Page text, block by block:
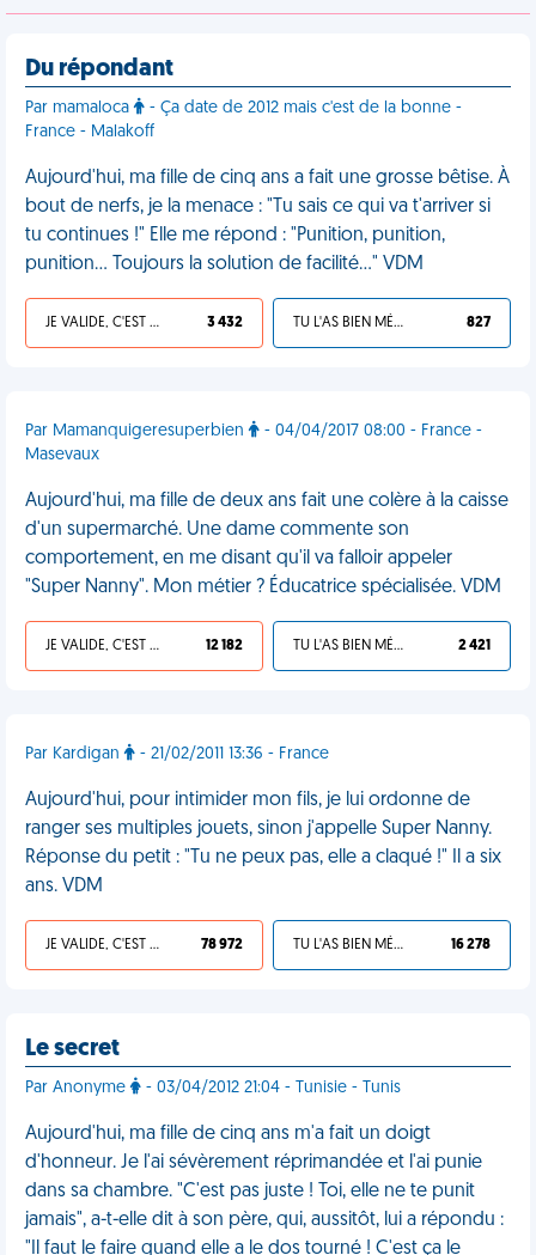
Du répondant
Par mamaloca
- Ça date de 2012 mais c'est de la bonne -
France - Malakoff
Aujourd'hui, ma fille de cinq ans a fait une grosse bêtise. À
bout de nerfs, je la menace : "Tu sais ce qui va t'arriver si
tu continues !" Elle me répond : "Punition, punition,
punition... Toujours la solution de facilité..." VDM
JE VALIDE, C'EST UNE VDM 3 432 TU L'AS BIEN MÉRITÉ 827
Par Mamanquigeresuperbien
- 04/04/2017 08:00 - France -
Masevaux
Aujourd'hui, ma fille de deux ans fait une colère à la caisse
d'un supermarché. Une dame commente son
comportement, en me disant qu'il va falloir appeler
"Super Nanny". Mon métier ? Éducatrice spécialisée. VDM
JE VALIDE, C'EST UNE VDM 12 182 TU L'AS BIEN MÉRITÉ 2 421
Par Kardigan - 21/02/2011 13:36 - France
Aujourd'hui, pour intimider mon fils, je lui ordonne de
ranger ses multiples jouets, sinon j'appelle Super Nanny.
Réponse du petit : "Tu ne peux pas, elle a claqué !" Il a six
ans. VDM
JE VALIDE, C'EST UNE VDM 78 972 TU L'AS BIEN MÉRITÉ 16 278
Le secret
Par Anonyme - 03/04/2012 21:04 - Tunisie - Tunis
Aujourd'hui, ma fille de cinq ans m'a fait un doigt
d'honneur. Je l'ai sévèrement réprimandée et l'ai punie
dans sa chambre. "C'est pas juste ! Toi, elle ne te punit
jamais", a-t-elle dit à son père, qui, aussitôt, lui a répondu :
"Il faut le faire quand elle a le dos tourné ! C'est ça le